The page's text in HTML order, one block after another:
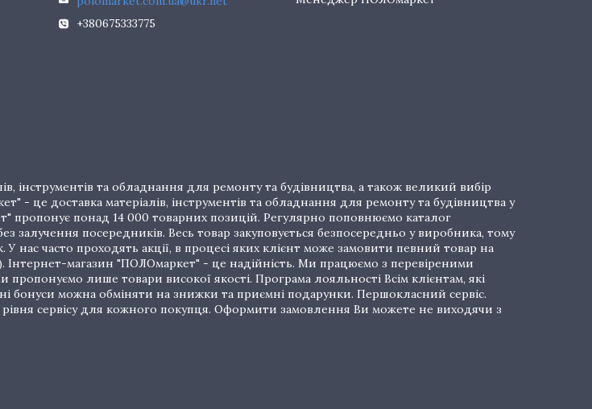
+380675333775
інструментів та обладнання для ремонту та будівництва, а також великий вибір
- це доставка матеріалів, інструментів та обладнання для ремонту та будівництва у
пропонує понад 14 000 товарних позицій. Регулярно поповнюємо каталог
посередників. Весь товар закуповується безпосередньо у виробника, тому
нас часто проходять акції, в процесі яких клієнт може замовити певний товар на
Інтернет-магазин "ПОЛОмаркет" - це надійність. Ми працюємо з перевіреними
лише товари високої якості. Програма лояльності Всім клієнтам, які
бонуси можна обміняти на знижки та приємні подарунки. Першокласний сервіс.
рівня сервісу для кожного покупця. Оформити замовлення Ви можете не виходячи з